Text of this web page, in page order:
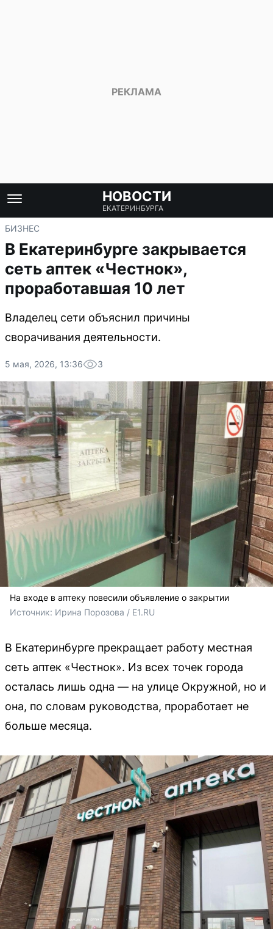
НОВОСТИ
ЕКАТЕРИНБУРГА
БИЗНЕС
В Екатеринбурге закрывается
сеть аптек «Честнок»,
проработавшая 10 лет
Владелец сети объяснил причины
сворачивания деятельности.
5 мая, 2026, 13:36 3
На входе в аптеку повесили объявление о закрытии
Источник: Ирина Порозова / E1.RU
В Екатеринбурге прекращает работу местная
сеть аптек «Честнок». Из всех точек города
осталась лишь одна — на улице Окружной, но и
она, по словам руководства, проработает не
больше месяца.